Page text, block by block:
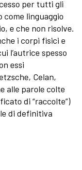
per tutti gli
come linguaggio
e che non risolve.
i corpi fisici e
l’autrice spesso
essi
Celan,
alle parole colte
di “raccolte”)
di definitiva